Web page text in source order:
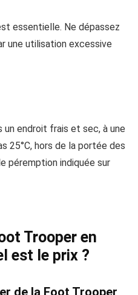
essentielle. Ne dépassez
une utilisation excessive
un endroit frais et sec, à une
25°C, hors de la portée des
péremption indiquée sur
Trooper en
est le prix ?
de la Foot Trooper